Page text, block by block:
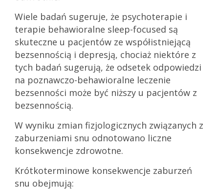
Wiele badań sugeruje, że psychoterapie i
terapie behawioralne sleep-focused są
skuteczne u pacjentów ze współistniejącą
bezsennością i depresją, chociaż niektóre z
tych badań sugerują, że odsetek odpowiedzi
na poznawczo-behawioralne leczenie
bezsenności może być niższy u pacjentów z
bezsennością.
W wyniku zmian fizjologicznych związanych z
zaburzeniami snu odnotowano liczne
konsekwencje zdrowotne.
Krótkoterminowe konsekwencje zaburzeń
snu obejmują: